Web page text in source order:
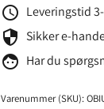
schedule Leveringstid
security Sikker e-
face Har du
Varenummer (SKU):